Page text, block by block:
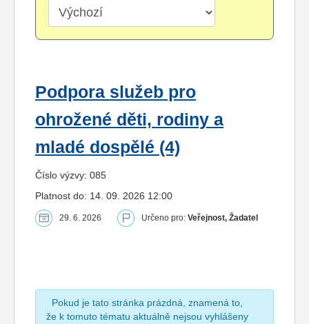
Podpora služeb pro
ohrožené děti, rodiny a
mladé dospělé (4)
Číslo výzvy: 085
Platnost do: 14. 09. 2026 12:00
29. 6. 2026 Určeno pro: Veřejnost, Žadatel
Pokud je tato stránka prázdná, znamená to,
že k tomuto tématu aktuálně nejsou vyhlášeny